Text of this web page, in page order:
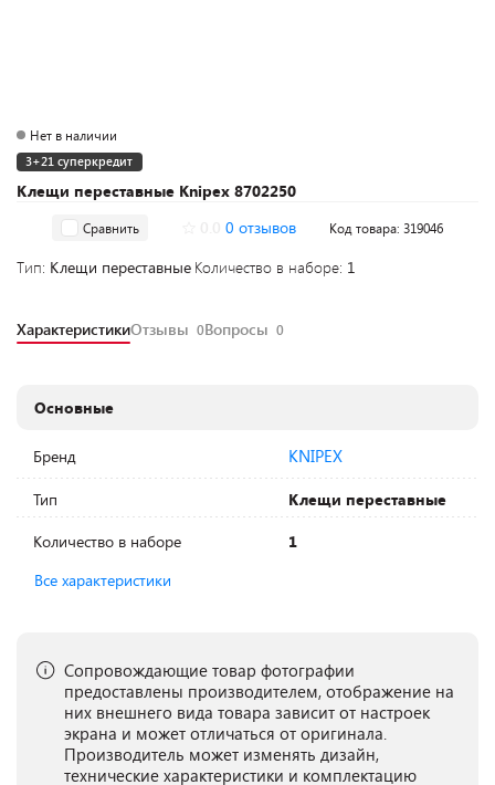
Клещи переставные Knipex 8702250
Нет в наличии
3+21 суперкредит
Сравнить 0 отзывов Код товара: 319046
Тип: Клещи переставные Количество в наборе: 1
ХарактеристикиОтзывы 0Вопросы 0
Основные
Бренд KNIPEX
Тип
Клещи переставные
Количество в наборе
1
Все характеристики
Сопровождающие товар фотографии
предоставлены производителем, отображение на
них внешнего вида товара зависит от настроек
экрана и может отличаться от оригинала.
Производитель может изменять дизайн,
технические характеристики и комплектацию